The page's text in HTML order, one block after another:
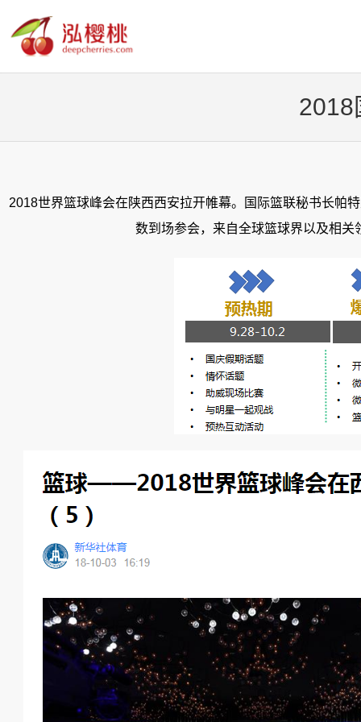
2018
2018世界篮球峰会在陕西西安拉开帷幕。国际篮联秘书长帕
数到场参会，来自全球篮球界以及相关